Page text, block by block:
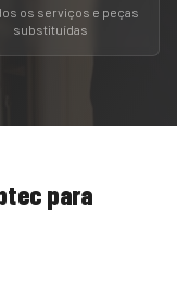
os serviços e peças
substituídas
para